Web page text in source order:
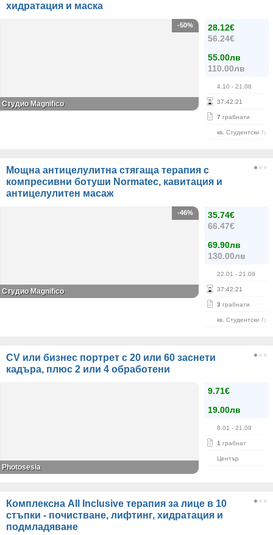
хидратация и маска
28.12€
56.24€
55.00лв
110.00лв
4.10 - 21.08
37:42:20
7 грабнати
кв. Студентски
-50%
Студио Magnifico
Мощна антицелулитна стягаща терапия с
компресивни ботуши Normatec, кавитация и
антицелулитен масаж
35.74€
66.47€
69.90лв
130.00лв
22.01 - 21.08
37:42:20
3 грабнати
кв. Студентски
-46%
Студио Magnifico
CV или бизнес портрет с 20 или 60 заснети
кадъра, плюс 2 или 4 обработени
9.71€
19.00лв
8.01 - 21.09
1 грабнат
Център
Photosesia
Комплексна All Inclusive терапия за лице в 10
стъпки - почистване, лифтинг, хидратация и
подмладяване